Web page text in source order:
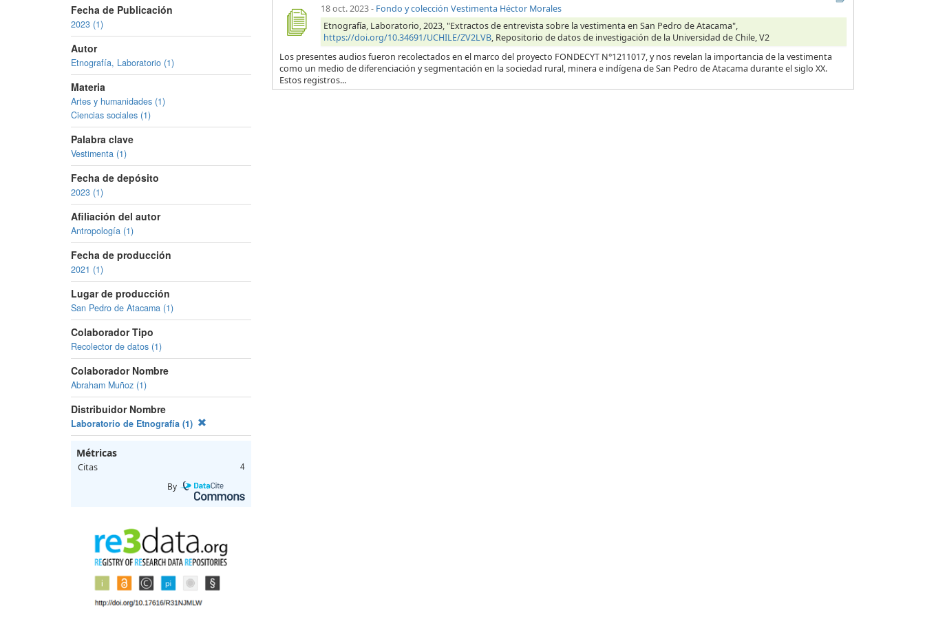
Fecha de Publicación
2023 (1)
Autor
Etnografía, Laboratorio (1)
Materia
Artes y humanidades (1)
Ciencias sociales (1)
Palabra clave
Vestimenta (1)
Fecha de depósito
2023 (1)
Afiliación del autor
Antropología (1)
Fecha de producción
2021 (1)
Lugar de producción
San Pedro de Atacama (1)
Colaborador Tipo
Recolector de datos (1)
Colaborador Nombre
Abraham Muñoz (1)
Distribuidor Nombre
Laboratorio de Etnografía (1)
Métricas
Citas 4
By
18 oct. 2023- Fondo y colección Vestimenta Héctor Morales
Etnografía, Laboratorio, 2023, "Extractos de entrevista sobre la vestimenta en San Pedro de Atacama",
https://doi.org/10.34691/UCHILE/ZV2LVB, Repositorio de datos de investigación de la Universidad de Chile, V2
Los presentes audios fueron recolectados en el marco del proyecto FONDECYT N°1211017, y nos revelan la importancia de la vestimenta
como un medio de diferenciación y segmentación en la sociedad rural, minera e indígena de San Pedro de Atacama durante el siglo XX.
Estos registros...